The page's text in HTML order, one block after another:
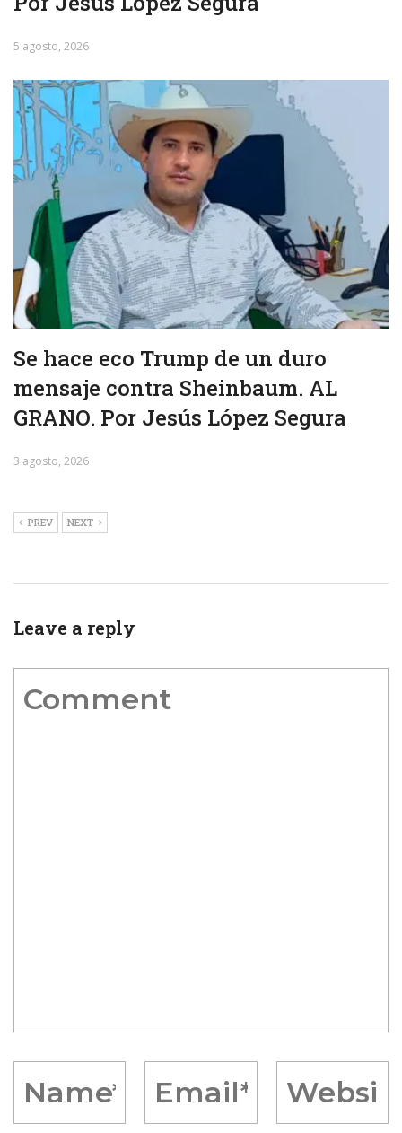
5 agosto, 2026
Se hace eco Trump de un duro
mensaje contra Sheinbaum. AL
GRANO. Por Jesús López Segura
3 agosto, 2026
PREV NEXT
Leave a reply